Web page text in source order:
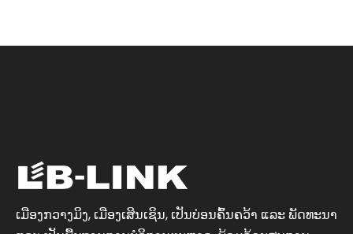
​ເມືອງ​ກວາງ​ມິ​ງ, ​ເມືອງ​ເສິນ​ເຊິ​ນ, ​ເປັນ​ບ່ອນ​ຄົ້ນຄວ້າ ​ແລະ ພັດທະນາ